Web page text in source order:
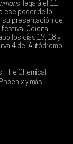
llegará el 11
ese poder de lo
su presentación de
festival Corona
los días 17, 18 y
4 del Autódromo
, The Chemical
Phoenix y más